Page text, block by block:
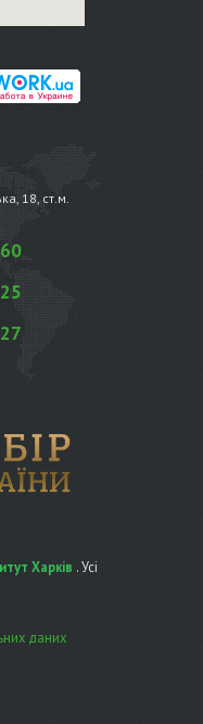
18, ст.м.
Харків . Усі
даних